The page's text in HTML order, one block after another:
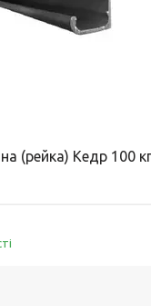
(рейка) Кедр 100